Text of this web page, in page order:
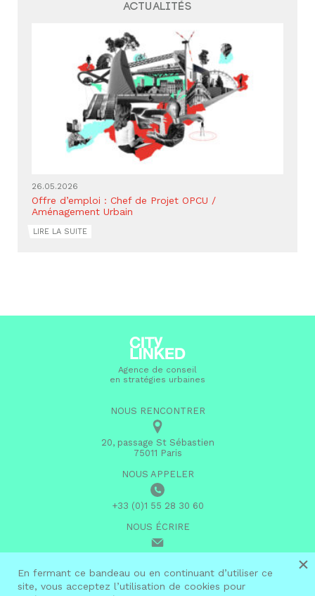
Actualités
26.05.2026
Offre d’emploi : Chef de Projet OPCU /
Aménagement Urbain
LIRE LA SUITE
Agence de conseil
en stratégies urbaines
NOUS RENCONTRER
20, passage St Sébastien
75011 Paris
NOUS APPELER
+33 (0)1 55 28 30 60
NOUS ÉCRIRE
linkedin
En fermant ce bandeau ou en continuant d’utiliser ce
site, vous acceptez l’utilisation de cookies pour
×